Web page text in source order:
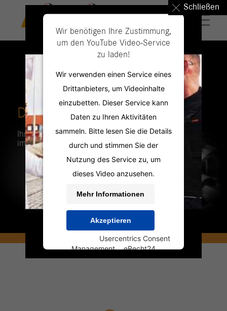
Schließen
Wir benötigen Ihre Zustimmung,
um den YouTube Video-Service
zu laden!
Wir verwenden einen Service eines
Drittanbieters, um Videoinhalte
einzubetten. Dieser Service kann
Daten zu Ihren Aktivitäten
sammeln. Bitte lesen Sie die Details
durch und stimmen Sie der
Nutzung des Service zu, um
dieses Video anzusehen.
Mehr Informationen
Akzeptieren
Usercentrics Consent
Management&eRecht24
DIE PERSONAL PROFILER
Ihre Spezialisten für neue Mitarbeiter
im technisch-gewerblichen Bereich.